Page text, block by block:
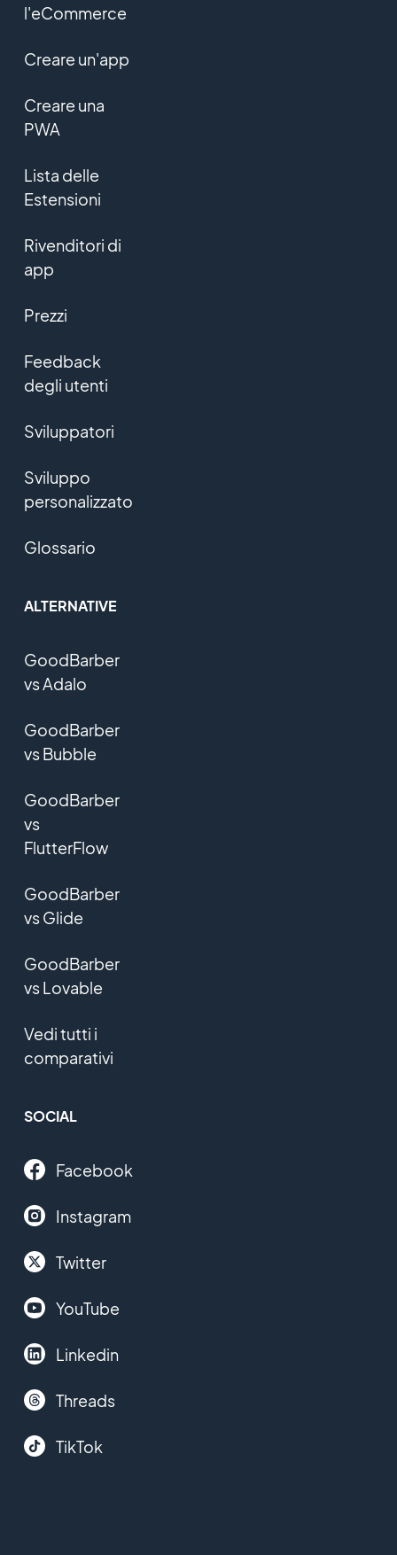
l'eCommerce
Creare un'app
Creare una
PWA
Lista delle
Estensioni
Rivenditori di
app
Prezzi
Feedback
degli utenti
Sviluppatori
Sviluppo
personalizzato
Glossario
ALTERNATIVE
GoodBarber
vs Adalo
GoodBarber
vs Bubble
GoodBarber
vs
FlutterFlow
GoodBarber
vs Glide
GoodBarber
vs Lovable
Vedi tutti i
comparativi
SOCIAL
Facebook
Instagram
Twitter
YouTube
Linkedin
Threads
TikTok